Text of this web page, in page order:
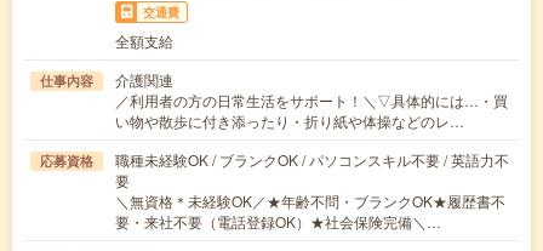
交通費
全額支給
仕事内容
介護関連
／利用者の方の日常生活をサポート！＼▽具体的には…・買
い物や散歩に付き添ったり・折り紙や体操などのレ…
応募資格
職種未経験OK / ブランクOK / パソコンスキル不要 / 英語力不
要
＼無資格＊未経験OK／★年齢不問・ブランクOK★履歴書不
要・来社不要（電話登録OK）★社会保険完備＼…